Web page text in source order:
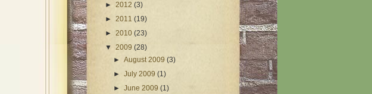
► 2012 (3)
► 2011 (19)
► 2010 (23)
▼ 2009 (28)
► August 2009 (3)
► July 2009 (1)
► June 2009 (1)